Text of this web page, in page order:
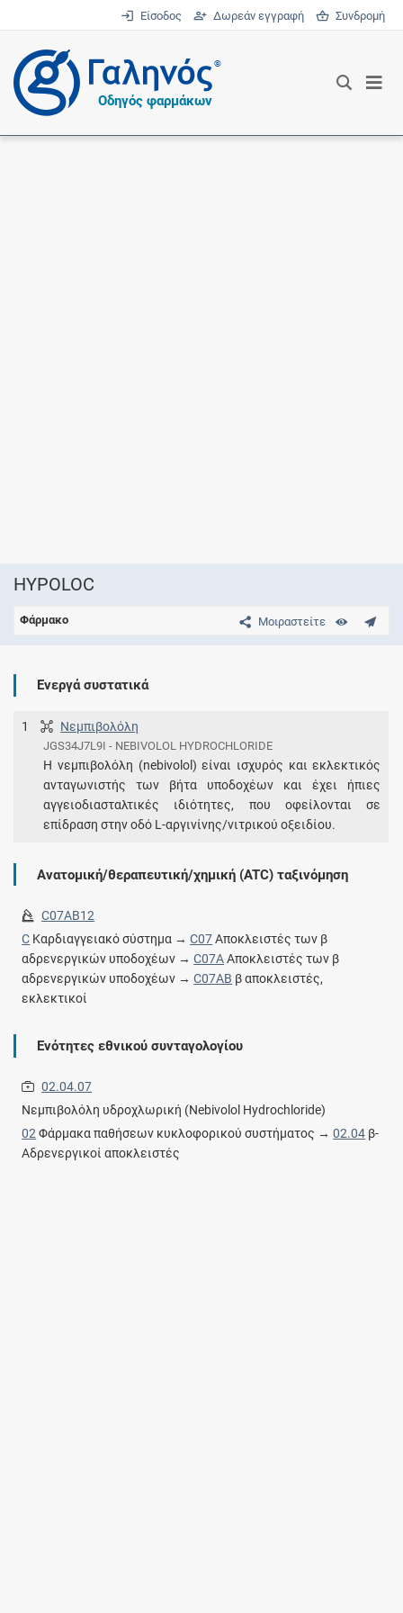
Είσοδος Δωρεάν εγγραφή Συνδρομή
®
Οδηγός φαρμάκων
HYPOLOC
Μοιραστείτε
Φάρμακο
Ενεργά συστατικά
1 Νεμπιβολόλη
JGS34J7L9I - NEBIVOLOL HYDROCHLORIDE
Η νεμπιβολόλη (nebivolol) είναι ισχυρός και εκλεκτικός
ανταγωνιστής των βήτα υποδοχέων και έχει ήπιες
αγγειοδιασταλτικές ιδιότητες, που οφείλονται σε
επίδραση στην οδό L-αργινίνης/νιτρικού οξειδίου.
Ανατομική/θεραπευτική/χημική (ATC) ταξινόμηση
C07AB12
C Καρδιαγγειακό σύστημα →C07Αποκλειστές των β
αδρενεργικών υποδοχέων →C07AΑποκλειστές των β
αδρενεργικών υποδοχέων →C07AB β αποκλειστές,
εκλεκτικοί
Ενότητες εθνικού συνταγολογίου
02.04.07
Νεμπιβολόλη υδροχλωρική (Nebivolol Hydrochloride)
02Φάρμακα παθήσεων κυκλοφορικού συστήματος →02.04 β-
Αδρενεργικοί αποκλειστές